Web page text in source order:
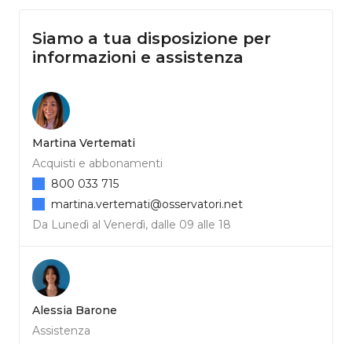
Siamo a tua disposizione per
informazioni e assistenza
Martina Vertemati
Acquisti e abbonamenti
Da Lunedì al Venerdì, dalle 09 alle 18
800 033 715
martina.vertemati@osservatori.net
Alessia Barone
Assistenza